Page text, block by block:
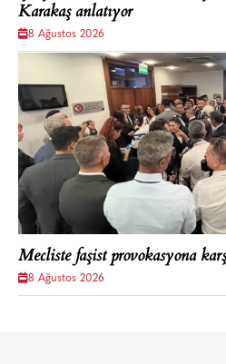
Karakaş anlatıyor
8 Ağustos 2026
Mecliste faşist provokasyona
8 Ağustos 2026